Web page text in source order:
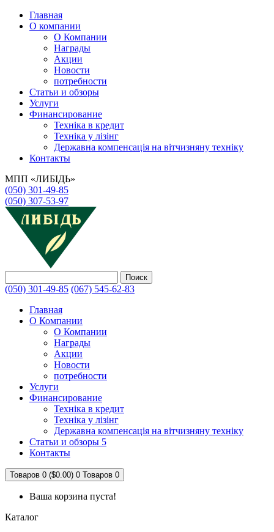
Главная
О компании
О Компании
Награды
Акции
Новости
потребности
Статьи и обзоры
Услуги
Финансирование
Техніка в кредит
Техніка у лізінг
Державна компенсація на вітчизняну техніку
Контакты
МПП «ЛИБІДЬ»
(050) 301-49-85
(050) 307-53-97
Поиск
(050) 301-49-85 (067) 545-62-83
Главная
О Компании
О Компании
Награды
Акции
Новости
потребности
Услуги
Финансирование
Техніка в кредит
Техніка у лізінг
Державна компенсація на вітчизняну техніку
Статьи и обзоры 5
Контакты
Товаров 0 ($0.00) 0 Товаров 0
Ваша корзина пуста!
Каталог